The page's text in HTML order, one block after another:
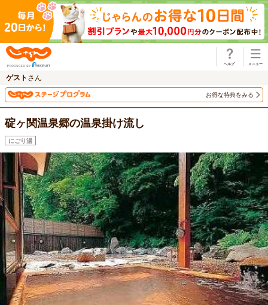
ゲスト さん
お得な特典をみる
碇ヶ関温泉郷の温泉掛け流し
にごり湯